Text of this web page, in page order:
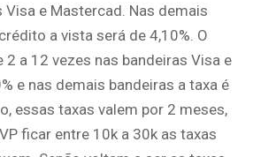
Visa e Mastercad. Nas demais
a vista será de 4,10%. O
a 12 vezes nas bandeiras Visa e
e nas demais bandeiras a taxa é
essas taxas valem por 2 meses,
ficar entre 10k a 30k as taxas